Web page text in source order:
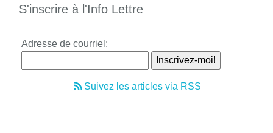
S'inscrire à l'Info Lettre
Adresse de courriel:
Suivez les articles via RSS